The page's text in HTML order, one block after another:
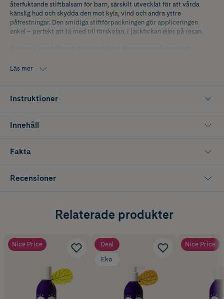
återfuktande stiftbalsam för barn, särskilt utvecklat för att vårda
känslig hud och skydda den mot kyla, vind och andra yttre
påfrestningar. Den smidiga stiftförpackningen gör appliceringen
enkel – perfekt att ta med till förskolan, i jackfickan eller på resan.
tillsammans mjukgör huden, bevarar fukten och skapar en skyddande
BOBO passar utmärkt för både läppar, kinder och andra torra partier
är dermatologiskt testad, helt fri från syntetiska tillsatser och
certifierad enligt COSMOS Natural – ett tryggt val för barn i alla
OBS: Förpackningen innehåller ett roligt klistermärkesark som inte är
Innehåller 50 g.
Läs mer
Instruktioner
Innehåll
Fakta
Recensioner
Relaterade produkter
Nice Price
Deal
Eko
Nice Price